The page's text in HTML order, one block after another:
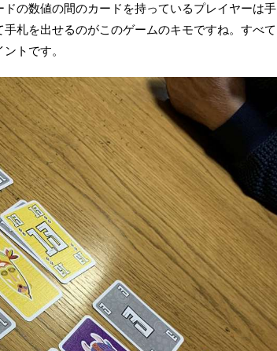
の数値の間のカードを持っているプレイヤーは手
札を出せるのがこのゲームのキモですね。すべて
トです。